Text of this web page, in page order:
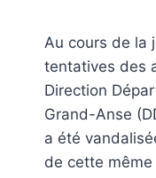
Au cours de la
tentatives des
Direction
Grand-Anse
a été
de cette